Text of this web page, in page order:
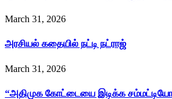
March 31, 2026
அரசியல் கதையில் நட்டி நட்ராஜ்
March 31, 2026
“அதிமுக கோட்டையை இடிக்க